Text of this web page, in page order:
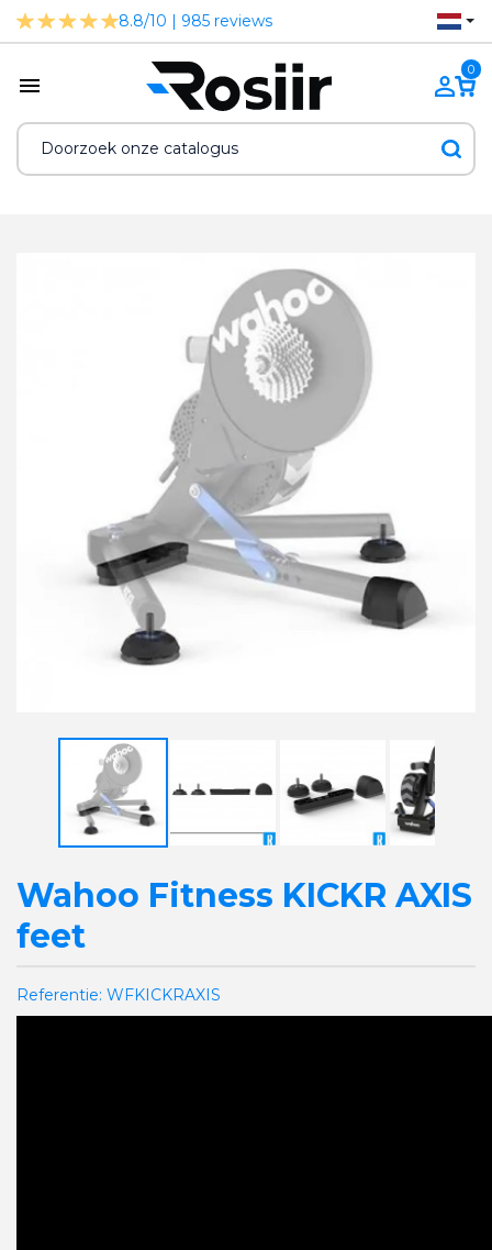
8.8/10 | 985 reviews
0
Wahoo Fitness KICKR AXIS
feet
Referentie: WFKICKRAXIS